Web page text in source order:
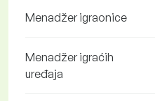
Menadžer igraonice
Menadžer igraćih
uređaja